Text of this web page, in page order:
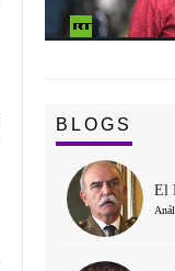
BLOGS
El